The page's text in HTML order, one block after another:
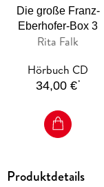
Die große Franz-
Eberhofer-Box 3
Rita Falk
Hörbuch CD
34,00 €*
Produktdetails